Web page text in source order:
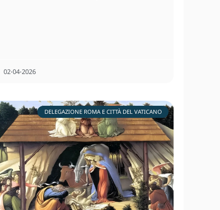
02⋅04⋅2026
DELEGAZIONE ROMA E CITTÀ DEL VATICANO